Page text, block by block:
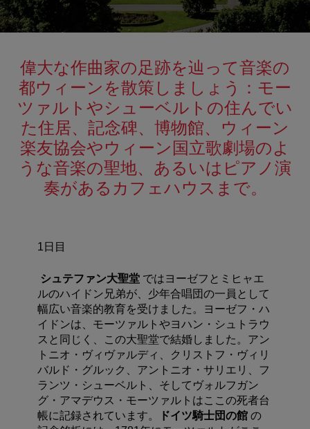
偉大な作曲家の足跡を辿って音楽の
都ウィーンを散策しましょう：モー
ツァルトやシューベルトの住んでい
た住居、記念碑、博物館、ウィーン
楽友協会やウィーン国立歌劇場のよ
うな音楽の聖地、あるいはピアノ演
奏があるカフェハウスまで。
1日目
シュテファン大聖堂 ではヨーゼフとミヒャエ
ルのハイドン兄弟が、少年合唱団の一員として
幅広い音楽的教育を受けました。ヨーゼフ・ハ
イドンは、モーツァルトやヨハン・シュトラウ
スと同じく、この大聖堂で結婚しました。アン
トニオ・ヴィヴァルディ、クリストフ・ヴィリ
バルド・グルック、アントニオ・サリエリ、フ
ランツ・シューベルト、そしてヴォルフガン
グ・アマデウス・モーツァルトはここの死者台
帳に記録されています。
ドイツ騎士団の館 の